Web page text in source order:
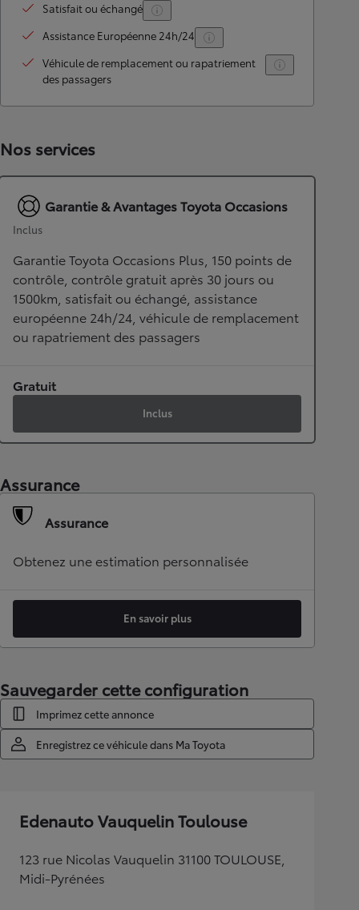
Satisfait ou échangé
Assistance Européenne 24h/24
Véhicule de remplacement ou rapatriement
des passagers
Nos services
Garantie & Avantages Toyota Occasions
Inclus
Garantie Toyota Occasions Plus, 150 points de
contrôle, contrôle gratuit après 30 jours ou
1500km, satisfait ou échangé, assistance
européenne 24h/24, véhicule de remplacement
ou rapatriement des passagers
Gratuit
Inclus
Assurance
Assurance
Obtenez une estimation personnalisée
En savoir plus
Sauvegarder cette configuration
Imprimez cette annonce
Enregistrez ce véhicule dans Ma Toyota
Edenauto Vauquelin Toulouse
123 rue Nicolas Vauquelin 31100 TOULOUSE,
Midi-Pyrénées